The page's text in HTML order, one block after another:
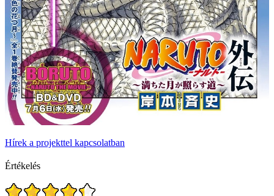
Hírek a projekttel kapcsolatban
Értékelés